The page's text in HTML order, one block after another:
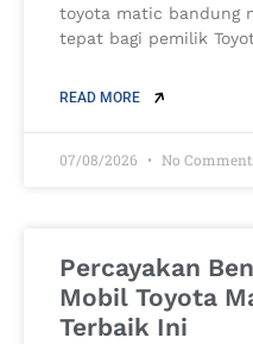
toyota matic bandung
tepat bagi pemilik
READ MORE
07/08/2026 No
Percayakan
Mobil Toyota
Terbaik Ini